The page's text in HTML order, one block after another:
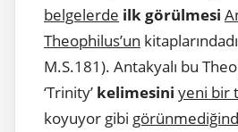
belgelerde ilk görülmesi
Theophilus’un
M.S.181). Antakyalı bu
‘Trinity’ kelimesini yeni bir
koyuyor gibi